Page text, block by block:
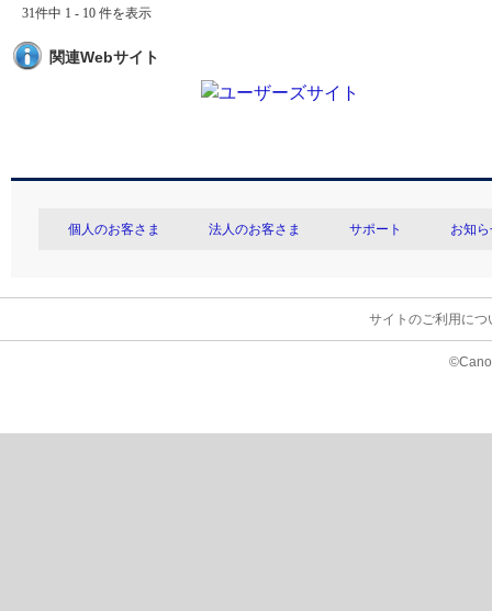
31件中 1 - 10 件を表示
関連Webサイト
個人のお客さま 法人のお客さま サポート お知
サイトのご利用につ